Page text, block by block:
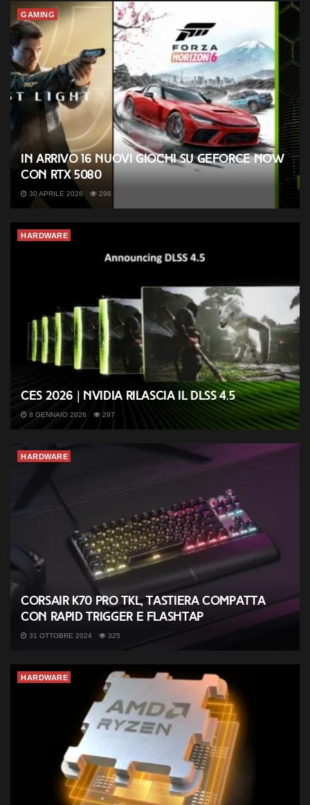
GAMING
In arrivo 16 nuovi giochi su GeForce NOW
con RTX 5080
30 APRILE 2026 296
HARDWARE
CES 2026 | Nvidia rilascia il DLSS 4.5
8 GENNAIO 2026 297
HARDWARE
Corsair K70 PRO TKL, tastiera compatta
con Rapid Trigger e FlashTap
31 OTTOBRE 2024 325
HARDWARE